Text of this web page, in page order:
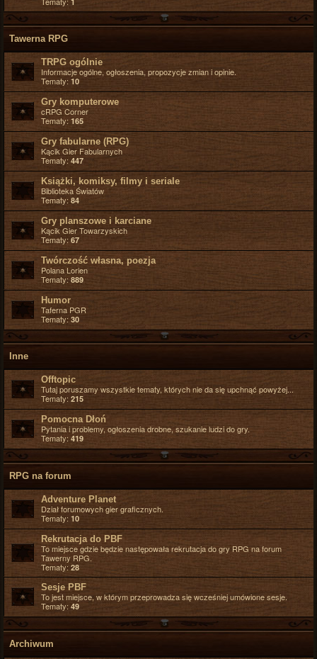
Tawerna RPG
TRPG ogólnie
Informacje ogólne, ogłoszenia, propozycje zmian i opinie.
Tematy: 10
Gry komputerowe
cRPG Corner
Tematy:165
Gry fabularne (RPG)
Kącik Gier Fabularnych
Tematy: 447
Książki, komiksy, filmy i seriale
Biblioteka Światów
Tematy: 84
Gry planszowe i karciane
Kącik Gier Towarzyskich
Tematy: 67
Twórczość własna, poezja
Polana Lorien
Tematy: 889
Humor
Taferna PGR
Tematy: 30
Inne
Offtopic
Tutaj poruszamy wszystkie tematy, których nie da się upchnąć powyżej...
Tematy: 215
Pomocna Dłoń
Pytania i problemy, ogłoszenia drobne, szukanie ludzi do gry.
Tematy:419
RPG na forum
Adventure Planet
Dział forumowych gier graficznych.
Tematy: 10
Rekrutacja do PBF
To miejsce gdzie będzie następowała rekrutacja do gry RPG na forum
Tawerny RPG.
Tematy: 28
Sesje PBF
To jest miejsce, w którym przeprowadza się wcześniej umówione sesje.
Tematy: 49
Archiwum